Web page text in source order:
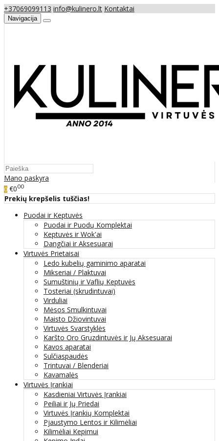
+37069099113 info@kulinero.lt Kontaktai
Navigacija
Mano paskyra
0 €000
Prekių krepšelis tuščias!
Puodai ir Keptuvės
Puodai ir Puodų Komplektai
Keptuvės ir Wok'ai
Dangčiai ir Aksesuarai
Virtuvės Prietaisai
Ledo kubelių gaminimo aparatai
Mikseriai / Plaktuvai
Sumuštinių ir Vaflių Keptuvės
Tosteriai (skrudintuvai)
Virduliai
Mėsos Smulkintuvai
Maisto Džiovintuvai
Virtuvės Svarstyklės
Karšto Oro Gruzdintuvės ir Jų Aksesuarai
Kavos aparatai
Sulčiaspaudės
Trintuvai / Blenderiai
Kavamalės
Virtuvės Įrankiai
Kasdieniai Virtuvės Įrankiai
Peiliai ir Jų Priedai
Virtuvės Įrankių Komplektai
Pjaustymo Lentos ir Kilimėliai
Kilimėliai Kepimui